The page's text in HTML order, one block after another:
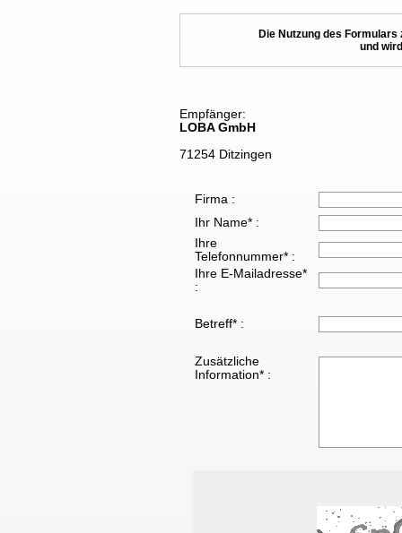
Die Nutzung des
und
Empfänger:
LOBA GmbH
71254 Ditzingen
Firma :
Ihr Name* :
Ihre
Telefonnummer* :
Ihre E-Mailadresse*
:
Betreff* :
Zusätzliche
Information* :